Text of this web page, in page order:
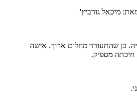
מיכאל גורביץ'
בן שהתעורר מחלום ארוך. אישה
מספיק.